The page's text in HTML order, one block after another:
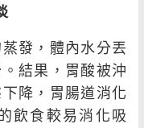
發，體內水分丟
結果，胃酸被沖
降，胃腸道消化
飲食較易消化吸